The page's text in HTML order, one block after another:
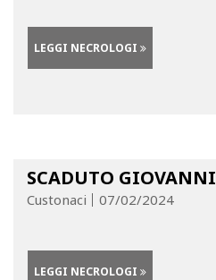
LEGGI NECROLOGI
SCADUTO GIOVANNI
Custonaci 07/02/2024
LEGGI NECROLOGI